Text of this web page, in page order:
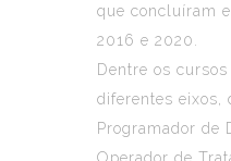
que concluíram
2016 e 2020.
Dentre os
diferentes eixos,
Programador de
Operador de